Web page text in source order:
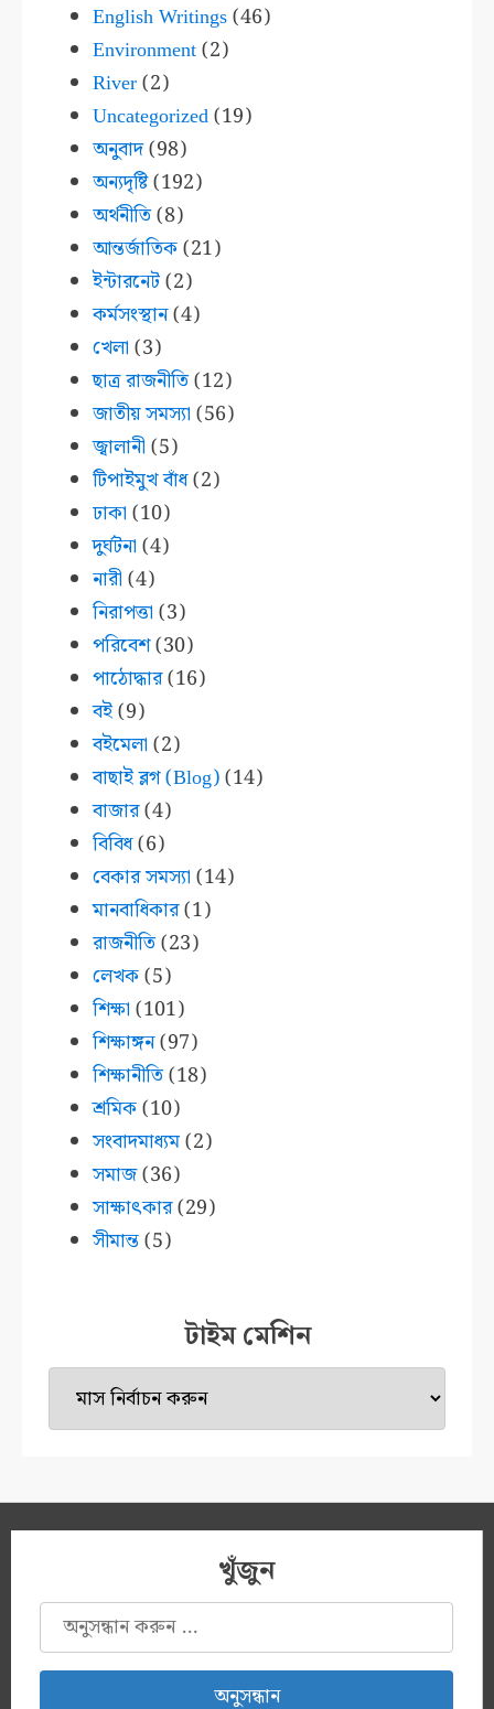
English Writings(46)
Environment(2)
River(2)
Uncategorized(19)
অনুবাদ(98)
অন্যদৃষ্টি(192)
অর্থনীতি(8)
আন্তর্জাতিক(21)
ইন্টারনেট(2)
কর্মসংস্থান(4)
খেলা (3)
ছাত্র রাজনীতি(12)
জাতীয় সমস্যা (56)
জ্বালানী (5)
টিপাইমুখ বাঁধ(2)
ঢাকা (10)
দুর্ঘটনা (4)
নারী (4)
নিরাপত্তা (3)
পরিবেশ(30)
পাঠোদ্ধার(16)
বই(9)
বইমেলা (2)
বাছাই ব্লগ (Blog)(14)
বাজার(4)
বিবিধ(6)
বেকার সমস্যা (14)
মানবাধিকার(1)
রাজনীতি(23)
লেখক(5)
শিক্ষা (101)
শিক্ষাঙ্গন(97)
শিক্ষানীতি(18)
শ্রমিক(10)
সংবাদমাধ্যম(2)
সমাজ(36)
সাক্ষাৎকার(29)
সীমান্ত(5)
টাইম মেশিন
টাইম
মেশিন
খুঁজুন
অনুসন্ধানঃ